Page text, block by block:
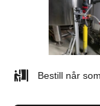
Bestill når